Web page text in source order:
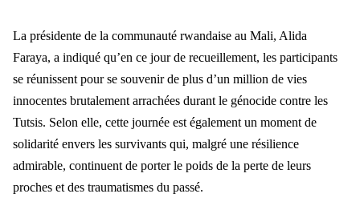
La présidente de la communauté rwandaise au Mali, Alida
Faraya, a indiqué qu’en ce jour de recueillement, les participants
se réunissent pour se souvenir de plus d’un million de vies
innocentes brutalement arrachées durant le génocide contre les
Tutsis. Selon elle, cette journée est également un moment de
solidarité envers les survivants qui, malgré une résilience
admirable, continuent de porter le poids de la perte de leurs
proches et des traumatismes du passé.